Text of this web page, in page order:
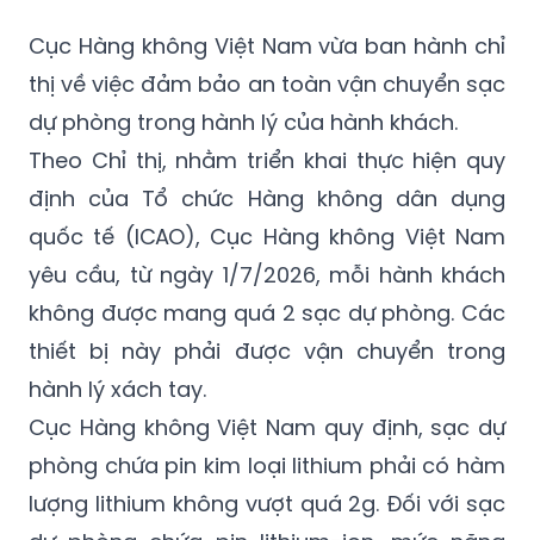
dự phòng trong hành lý của hành khách.
Theo Chỉ thị, nhằm triển khai thực hiện quy
định của Tổ chức Hàng không dân dụng
quốc tế (ICAO), Cục Hàng không Việt Nam
yêu cầu, từ ngày 1/7/2026, mỗi hành khách
không được mang quá 2 sạc dự phòng. Các
thiết bị này phải được vận chuyển trong
hành lý xách tay.
Cục Hàng không Việt Nam quy định, sạc dự
phòng chứa pin kim loại lithium phải có hàm
lượng lithium không vượt quá 2g. Đối với sạc
dự phòng chứa pin lithium-ion, mức năng
lượng định mức không được vượt quá 100